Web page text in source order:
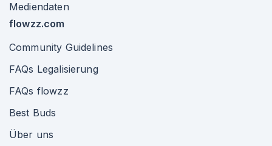
Mediendaten
flowzz.com
Community Guidelines
FAQs Legalisierung
FAQs flowzz
Best Buds
Über uns